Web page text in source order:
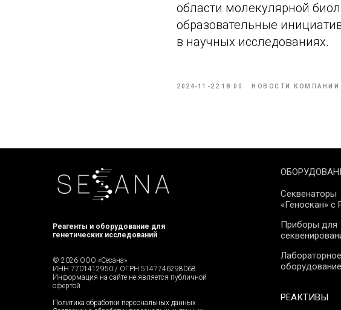
области молекулярной
образовательные
в научных исследованиях.
2024-11-22 18:00 НОВОСТИ КОМПАНИИ
Реагенты и оборудование для
генетических исследований
© 2026 ООО «Сесана»
ИНН 7701412950 / ОГРН 5147746298068.
Информация на сайте не является публичной
офертой
Политика обработки персональных данных
Секвенаторы
«Геноскан» с
Приборы для
Лабораторное
оборудование
РЕАКТИВЫ